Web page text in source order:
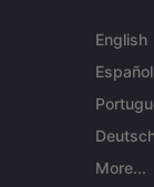
English
Español
More...